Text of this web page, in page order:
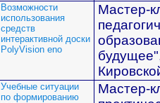
Возможности
использования
средств
интерактивной доски
PolyVision eno
Мастер-
Учебные ситуации
по формированию
Мастер-